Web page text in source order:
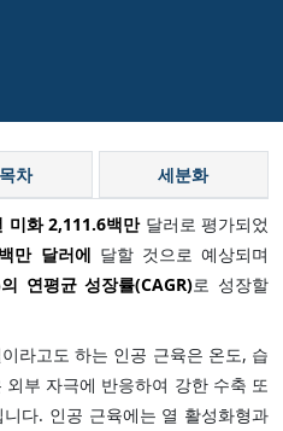
차 세분화
미화 2,111.6백만달러로 평가되었
만 달러에 달할 것으로 예상되며
의 연평균 성장률(CAGR)로 성장할
라고도 하는 인공 근육은 온도, 습
부 자극에 반응하여 강한 수축 또
다. 인공 근육에는 열 활성화형과